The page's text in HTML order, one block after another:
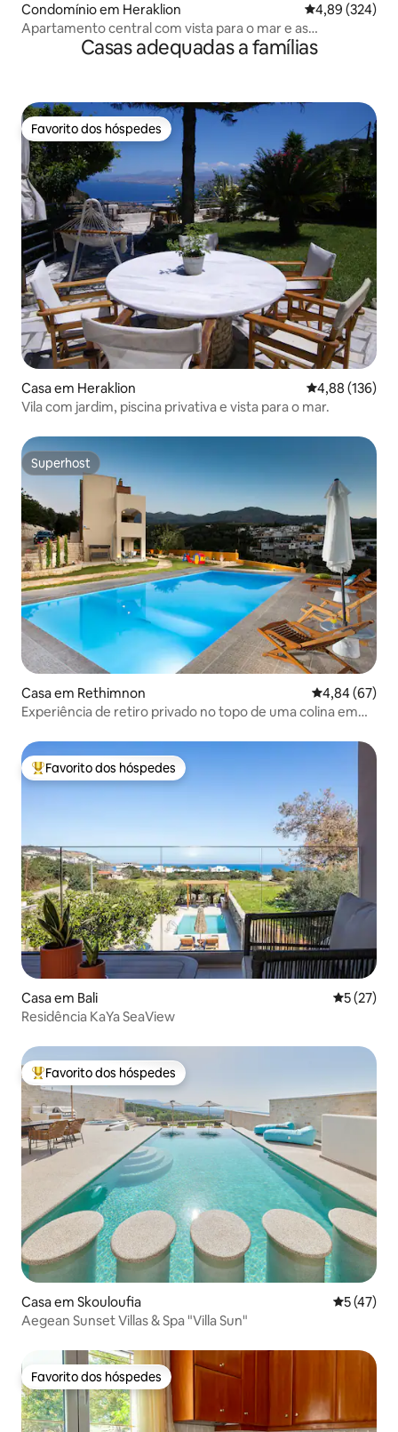
Condomínio em Heraklion Classificação
4,89 (324)
Apartamento central com vista para o mar e as
montanhasCasas adequadas a famílias
Favorito dos hóspedes
Favorito dos hóspedes
Casa em Heraklion Classificação
4,88 (136)
Vila com jardim, piscina privativa e vista para o mar.
Superhost
Superhost
Casa em Rethimnon Classificação
4,84 (67)
Experiência de retiro privado no topo de uma colina em
Favoritos dos hóspedes mais apreciados
Favorito dos hóspedes
Casa em Bali
5 (27)
Residência KaYa SeaView
Favoritos dos hóspedes mais apreciados
Favorito dos hóspedes
Casa em Skouloufia
5 (47)
Aegean Sunset Villas & Spa "Villa Sun"
Favorito dos hóspedes
Favorito dos hóspedes